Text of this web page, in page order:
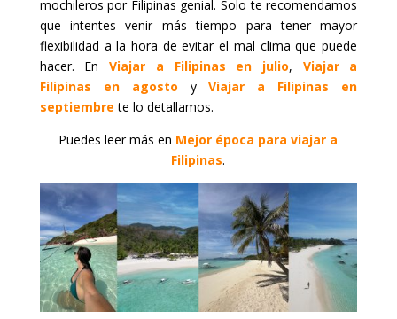
mochileros por Filipinas genial. Solo te recomendamos
que intentes venir más tiempo para tener mayor
flexibilidad a la hora de evitar el mal clima que puede
hacer. EnViajar a Filipinas en julio, Viajar a
Filipinas en agosto yViajar a Filipinas en
septiembre te lo detallamos.
Puedes leer más en Mejor época para viajar a
Filipinas.